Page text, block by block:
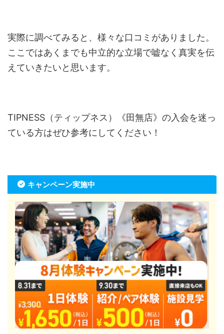
実際に調べてみると、様々な口コミがありました。
ここではあくまでも中立的な立場で嘘なく真実を伝
えていきたいと思います。
TIPNESS（ティップネス）《田無店》の入会を迷っ
ている方はぜひ参考にしてください！
キャンペーン実施中